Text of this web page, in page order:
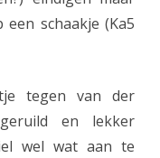
t
schaakje (Ka5
tegen van der
en lekker
wel wat aan te